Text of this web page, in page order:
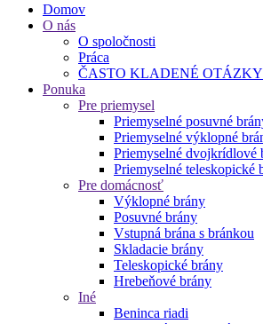
Domov
O nás
O spoločnosti
Práca
ČASTO KLADENÉ OTÁZKY
Ponuka
Pre priemysel
Priemyselné posuvné
Priemyselné výklopné
Priemyselné dvojkrídlové
Priemyselné teleskopické
Pre domácnosť
Výklopné brány
Posuvné brány
Vstupná brána s bránkou
Skladacie brány
Teleskopické brány
Hrebeňové brány
Iné
Beninca riadi